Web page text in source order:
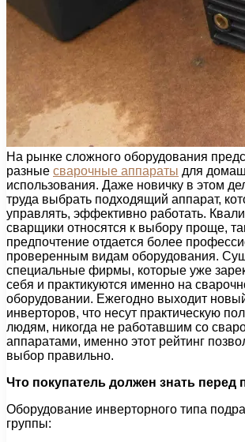
На рынке сложного оборудования
разные сварочные аппараты для
использования. Даже новичку в этом
труда выбрать подходящий аппарат,
управлять, эффективно работать.
сварщики относятся к выбору проще,
предпочтение отдается более
проверенным видам оборудования.
специальные фирмы, которые уже
себя и практикуются именно на
оборудовании. Ежегодно выходит
инверторов, что несут практическую
людям, никогда не работавшим со
аппаратами, именно этот рейтинг
выбор правильно.
Что покупатель должен знать перед
Оборудование инверторного типа
группы: